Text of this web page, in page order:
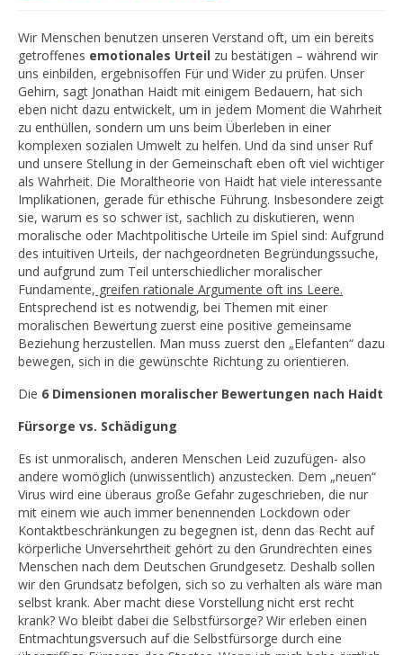
Wir Menschen benutzen unseren Verstand oft, um ein bereits
getroffenes emotionales Urteil zu bestätigen – während wir
uns einbilden, ergebnisoffen Für und Wider zu prüfen. Unser
Gehirn, sagt Jonathan Haidt mit einigem Bedauern, hat sich
eben nicht dazu entwickelt, um in jedem Moment die Wahrheit
zu enthüllen, sondern um uns beim Überleben in einer
komplexen sozialen Umwelt zu helfen. Und da sind unser Ruf
und unsere Stellung in der Gemeinschaft eben oft viel wichtiger
als Wahrheit. Die Moraltheorie von Haidt hat viele interessante
Implikationen, gerade für ethische Führung. Insbesondere zeigt
sie, warum es so schwer ist, sachlich zu diskutieren, wenn
moralische oder Machtpolitische Urteile im Spiel sind: Aufgrund
des intuitiven Urteils, der nachgeordneten Begründungssuche,
und aufgrund zum Teil unterschiedlicher moralischer
Fundamente, greifen rationale Argumente oft ins Leere.
Entsprechend ist es notwendig, bei Themen mit einer
moralischen Bewertung zuerst eine positive gemeinsame
Beziehung herzustellen. Man muss zuerst den „Elefanten“ dazu
bewegen, sich in die gewünschte Richtung zu orientieren.
Die 6 Dimensionen moralischer Bewertungen nach Haidt
Fürsorge vs. Schädigung
Es ist unmoralisch, anderen Menschen Leid zuzufügen- also
andere womöglich (unwissentlich) anzustecken. Dem „neuen“
Virus wird eine überaus große Gefahr zugeschrieben, die nur
mit einem wie auch immer benennenden Lockdown oder
Kontaktbeschränkungen zu begegnen ist, denn das Recht auf
körperliche Unversehrtheit gehört zu den Grundrechten eines
Menschen nach dem Deutschen Grundgesetz. Deshalb sollen
wir den Grundsatz befolgen, sich so zu verhalten als wäre man
selbst krank. Aber macht diese Vorstellung nicht erst recht
krank? Wo bleibt dabei die Selbstfürsorge? Wir erleben einen
Entmachtungsversuch auf die Selbstfürsorge durch eine